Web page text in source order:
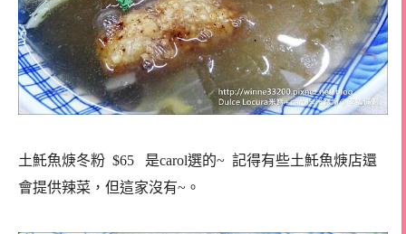
土魠魚焿冬粉 $65 是carol選的~ 記得有些土魠魚焿店還
會提供辣菜，但這家沒有~。